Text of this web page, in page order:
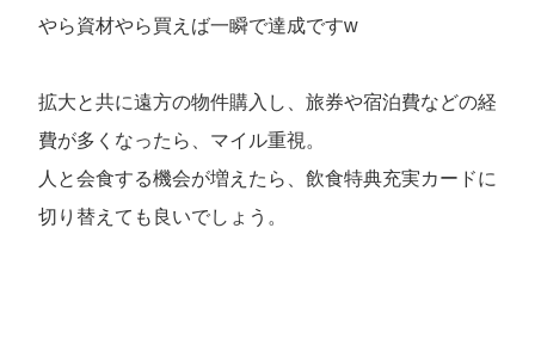
やら資材やら買えば一瞬で達成ですw
拡大と共に遠方の物件購入し、旅券や宿泊費などの経
費が多くなったら、マイル重視。
人と会食する機会が増えたら、飲食特典充実カードに
切り替えても良いでしょう。